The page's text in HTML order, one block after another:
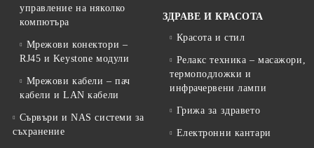
управление на няколко
компютъра
Мрежови конектори –
RJ45 и Keystone модули
Мрежови кабели – пач
кабели и LAN кабели
Сървъри и NAS системи за
съхранение
ЗДРАВЕ И КРАСОТА
Красота и стил
Релакс техника – масажори,
термоподложки и
инфрачервени лампи
Грижа за здравето
Електронни кантари